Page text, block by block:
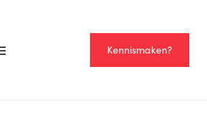
Kennismaken?